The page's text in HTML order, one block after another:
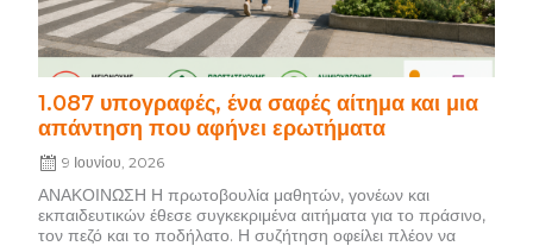
1.087 υπογραφές, ένα σαφές αίτημα και μια
απάντηση που αφήνει ερωτήματα
9 Ιουνίου, 2026
ΑΝΑΚΟΙΝΩΣΗ Η πρωτοβουλία μαθητών, γονέων και
εκπαιδευτικών έθεσε συγκεκριμένα αιτήματα για το πράσινο,
τον πεζό και το ποδήλατο. Η συζήτηση οφείλει πλέον να